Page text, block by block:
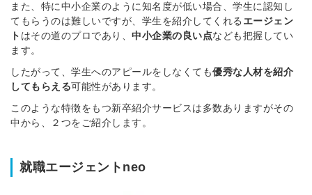
また、特に中小企業のように知名度が低い場合、学生に認知し
てもらうのは難しいですが、学生を紹介してくれる エージェン
ト はその道のプロであり、 中小企業の良い点なども把握してい
ます。
したがって、学生へのアピールをしなくても優秀な人材を紹介
してもらえる可能性があります。
このような特徴をもつ新卒紹介サービスは多数ありますがその
中から、２つをご紹介します。
就職エージェントneo